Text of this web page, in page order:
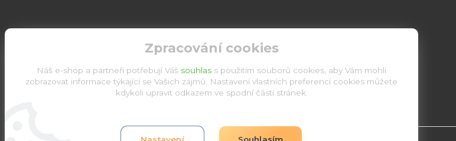
Zpracování cookies
Náš e-shop a partneři potřebují Váš souhlas s použitím souborů cookies, aby Vám mohli
zobrazovat informace týkající se Vašich zájmů. Nastavení vlastních preferencí cookies můžete
kdykoli upravit odkazem ve spodní části stránek.